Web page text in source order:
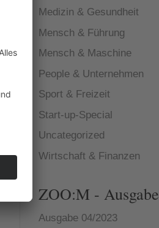
Medizin & Gesundheit
Mensch & Führung
Mensch & Maschine
People & Unternehmen
Sport & Freizeit
Start-up-Special
Uncategorized
Wirtschaft & Finanzen
ZOO:M - Ausgabe
Ausgabe 04/2023